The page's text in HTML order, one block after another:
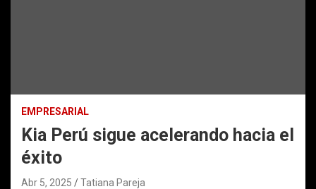
EMPRESARIAL
Kia Perú sigue acelerando hacia el
éxito
Abr 5, 2025 Tatiana Pareja